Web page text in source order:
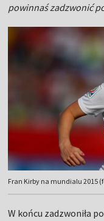
powinnaś zadzwonić
Fran Kirby na mundialu 2015
W końcu zadzwoniła